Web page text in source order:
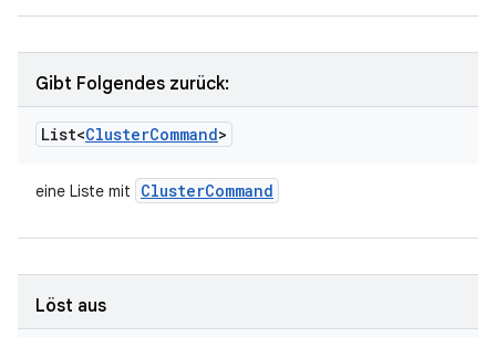
Gibt Folgendes zurück:
List<ClusterCommand>
eine Liste mit ClusterCommand
Löst aus